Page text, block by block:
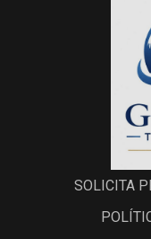
SOLICITA